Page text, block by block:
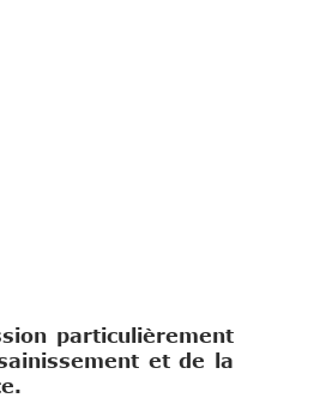
particulièrement
et de la